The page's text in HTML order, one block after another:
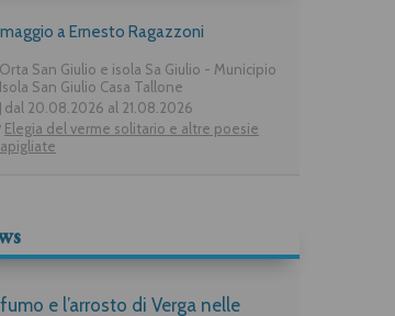
a Ernesto Ragazzoni
Orta San Giulio e isola Sa Giulio - Municipio
San Giulio Casa Tallone
dal 20.08.2026 al 21.08.2026
Elegia del verme solitario e altre poesie
e l’arrosto di Verga nelle